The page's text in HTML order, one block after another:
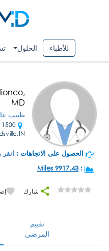
للأطباء الحلول
MD
طبيب
الحصول على الاتجاهات : انقر
:
9917.43 Miles
شارك
تقييم
المرضى